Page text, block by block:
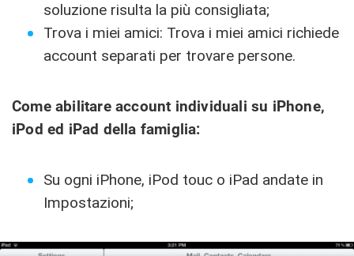
soluzione risulta la più consigliata;
Trova i miei amici: Trova i miei amici richiede
account separati per trovare persone.
Come abilitare account individuali su iPhone,
iPod ed iPad della famiglia:
Su ogni iPhone, iPod touc o iPad andate in
Impostazioni;